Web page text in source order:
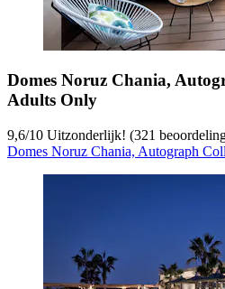
Domes Noruz Chania,
Adults Only
9,6/10 Uitzonderlijk! (321
Domes Noruz Chania, Autograph